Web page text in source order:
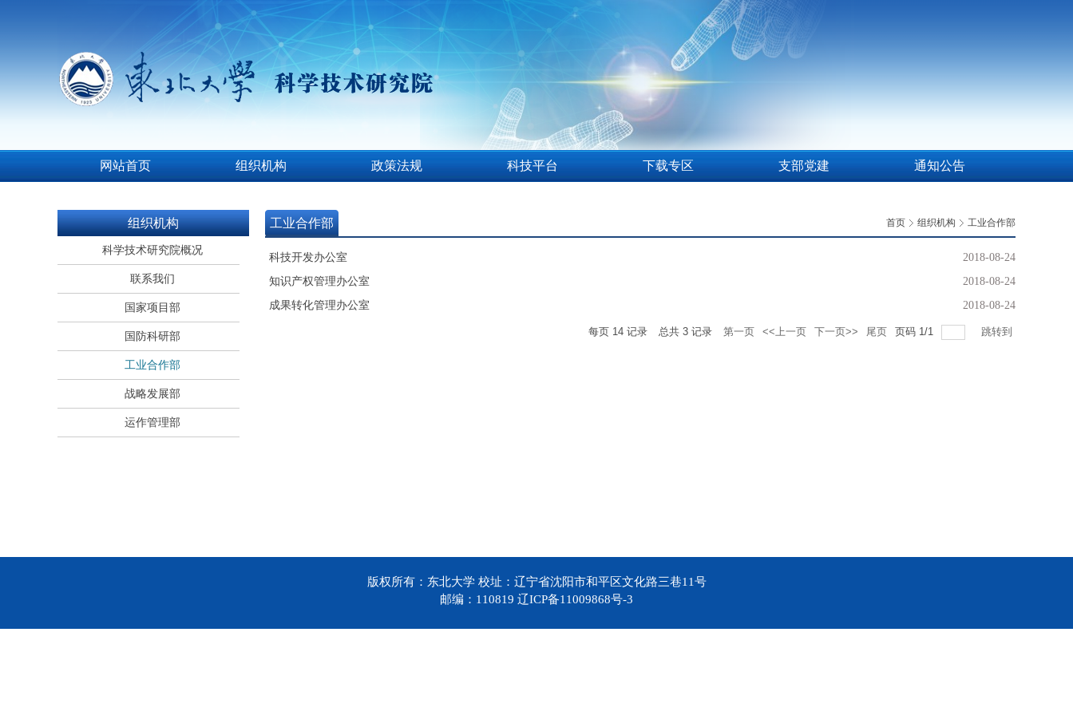
网站首页 组织机构 政策法规 科技平台 下载专区 支部党建 通知公告
组织机构
科学技术研究院概况
联系我们
国家项目部
国防科研部
工业合作部
战略发展部
运作管理部
工业合作部 首页 组织机构 工业合作部
科技开发办公室
2018-08-24
知识产权管理办公室
2018-08-24
成果转化管理办公室
2018-08-24
每页 14 记录 总共 3 记录 第一页 <<上一页 下一页>> 尾页 页码 1/1 跳转到
版权所有：东北大学 校址：辽宁省沈阳市和平区文化路三巷11号
邮编：110819 辽ICP备11009868号-3